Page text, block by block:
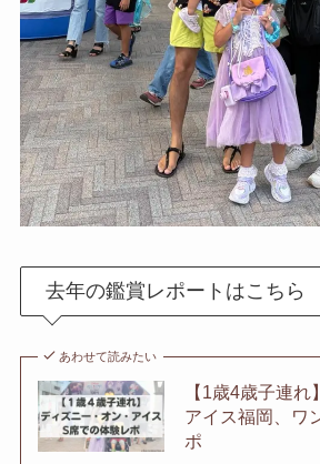
去年の鑑賞レポートはこちら
あわせて読みたい
【1歳4歳子連
アイス福岡、ワ
ポ